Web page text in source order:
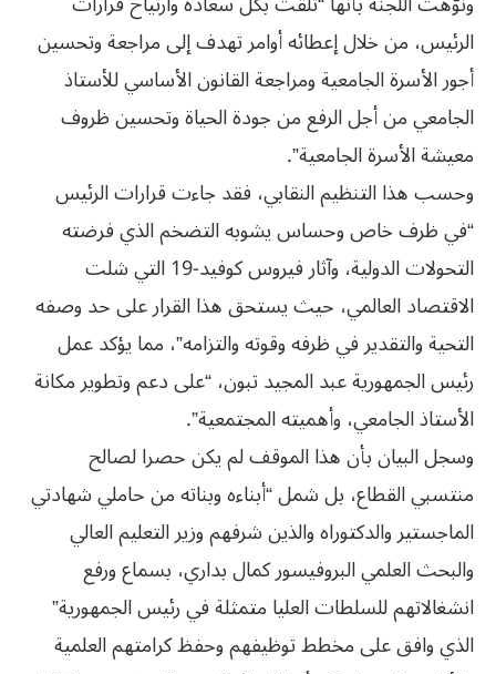
الرئيس، من خلال إعطائه أوامر تهدف إلى مراجعة وتحسين
أجور الأسرة الجامعية ومراجعة القانون الأساسي للأستاذ
الجامعي من أجل الرفع من جودة الحياة وتحسين ظروف
معيشة الأسرة الجامعية”.
وحسب هذا التنظيم النقابي، فقد جاءت قرارات الرئيس
“في ظرف خاص وحساس يشوبه التضخم الذي فرضته
التحولات الدولية، وآثار فيروس كوفيد-19 التي شلت
الاقتصاد العالمي، حيث يستحق هذا القرار على حد وصفه
التحية والتقدير في ظرفه وقوته والتزامه”، مما يؤكد عمل
رئيس الجمهورية عبد المجيد تبون، “على دعم وتطوير مكانة
الأستاذ الجامعي، وأهميته المجتمعية”.
وسجل البيان بأن هذا الموقف لم يكن حصرا لصالح
منتسبي القطاع، بل شمل “أبناءه وبناته من حاملي شهادتي
الماجستير والدكتوراه والذين شرفهم وزير التعليم العالي
والبحث العلمي البروفيسور كمال بداري، بسماع ورفع
انشغالاتهم للسلطات العليا متمثلة في رئيس الجمهورية”
الذي وافق على مخطط توظيفهم وحفظ كرامتهم العلمية